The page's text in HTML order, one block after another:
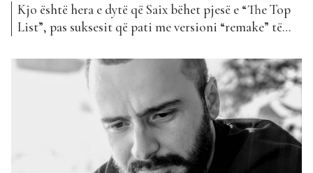
Kjo është hera e dytë që Saix bëhet pjesë e “The Top
List”, pas suksesit që pati me versioni “remake” të
muzikore titullohet “Balluke Prere”, një ndërthurje e
tradicionales dhe modernes për të sjellë një melodi